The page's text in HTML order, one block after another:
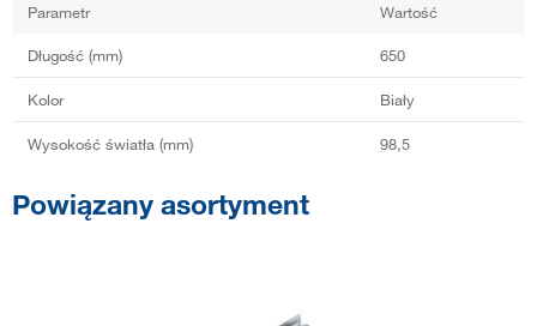
Parametr Wartość
Długość (mm) 650
Kolor Biały
Wysokość światła (mm) 98,5
Powiązany asortyment